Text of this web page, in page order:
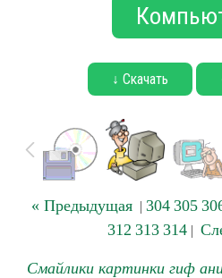
↓ Скачать
« Предыдущая | 304 305
312 313 314 |
Смайлики картинки гиф